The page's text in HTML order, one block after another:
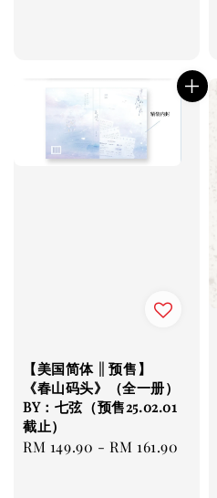
【美国简体 || 预售】
《春山码头》（全一册）
BY：七弦（预售25.02.01
截止）
Regular
RM 149.90 -RM 161.90